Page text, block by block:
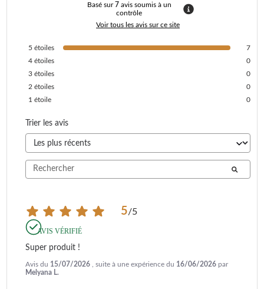
Basé sur 7 avis soumis à un
contrôle
Voir tous les avis sur ce site
5 étoiles
7
4 étoiles
0
3 étoiles
0
2 étoiles
0
1 étoile 0
Trier les avis
5/5
AVIS VÉRIFIÉ
Super produit !
Avis du 15/07/2026 , suite à une expérience du 16/06/2026 par
Melyana L.